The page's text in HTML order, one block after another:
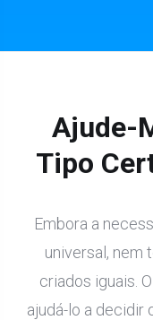
Ajude-
Tipo
Embora a
universal, nem
criados iguais.
ajudá-lo a decidir